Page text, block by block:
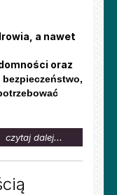
bezrobotnych
a nawet
oraz
bezpieczeństwo,
czytaj dalej...
temat:
UWAGA
WYSOKIE